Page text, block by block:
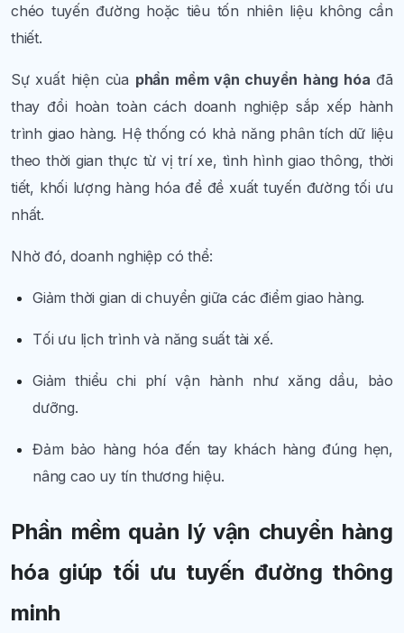
chéo tuyến đường hoặc tiêu tốn nhiên liệu không cần
thiết.
Sự xuất hiện của phần mềm vận chuyển hàng hóa đã
thay đổi hoàn toàn cách doanh nghiệp sắp xếp hành
trình giao hàng. Hệ thống có khả năng phân tích dữ liệu
theo thời gian thực từ vị trí xe, tình hình giao thông, thời
tiết, khối lượng hàng hóa để đề xuất tuyến đường tối ưu
nhất.
Nhờ đó, doanh nghiệp có thể:
Giảm thời gian di chuyển giữa các điểm giao hàng.
Tối ưu lịch trình và năng suất tài xế.
Giảm thiểu chi phí vận hành như xăng dầu, bảo
dưỡng.
Đảm bảo hàng hóa đến tay khách hàng đúng hẹn,
nâng cao uy tín thương hiệu.
Phần mềm quản lý vận chuyển hàng
hóa giúp tối ưu tuyến đường thông
minh